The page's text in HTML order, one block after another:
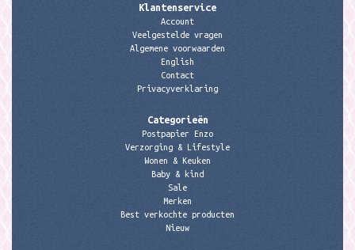
Klantenservice
Account
Veelgestelde vragen
Algemene voorwaarden
English
Contact
Privacyverklaring
Categorieën
Postpapier Enzo
Verzorging & Lifestyle
Wonen & Keuken
Baby & kind
Sale
Merken
Best verkochte producten
Nieuw